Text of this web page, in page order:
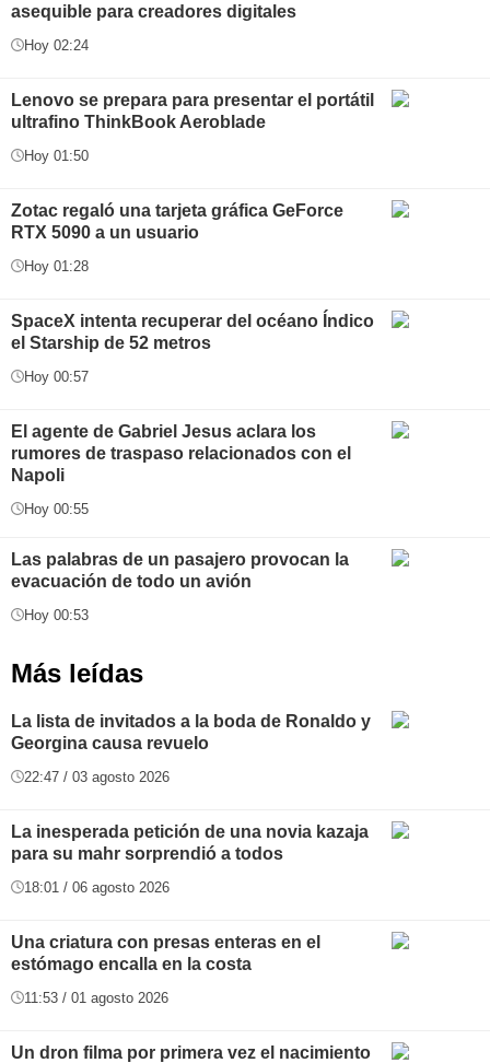
asequible para creadores digitales
Hoy 02:24
Lenovo se prepara para presentar el portátil
ultrafino ThinkBook Aeroblade
Hoy 01:50
Zotac regaló una tarjeta gráfica GeForce
RTX 5090 a un usuario
Hoy 01:28
SpaceX intenta recuperar del océano Índico
el Starship de 52 metros
Hoy 00:57
El agente de Gabriel Jesus aclara los
rumores de traspaso relacionados con el
Napoli
Hoy 00:55
Las palabras de un pasajero provocan la
evacuación de todo un avión
Hoy 00:53
Más leídas
La lista de invitados a la boda de Ronaldo y
Georgina causa revuelo
22:47 / 03 agosto 2026
La inesperada petición de una novia kazaja
para su mahr sorprendió a todos
18:01 / 06 agosto 2026
Una criatura con presas enteras en el
estómago encalla en la costa
11:53 / 01 agosto 2026
Un dron filma por primera vez el nacimiento